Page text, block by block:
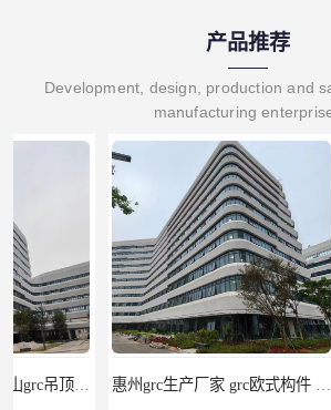
产品推荐
Development, design, production and
manufacturing
惠州grc生产厂家 grc欧式构件 20年行业经验